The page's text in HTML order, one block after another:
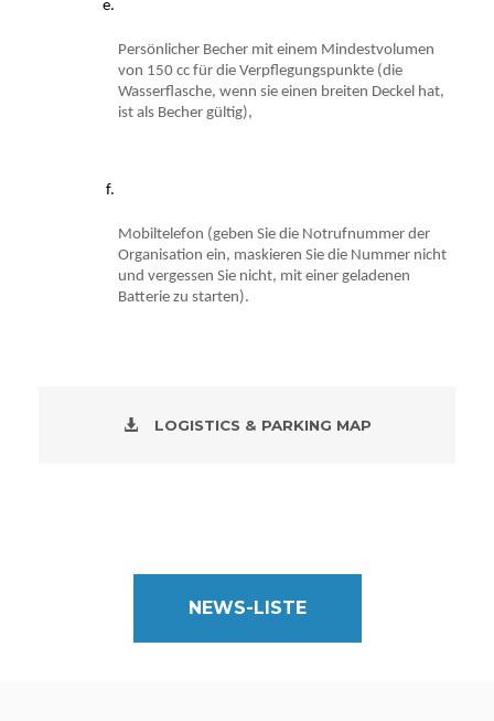
Persönlicher Becher mit einem Mindestvolumen
von 150 cc für die Verpflegungspunkte (die
Wasserflasche, wenn sie einen breiten Deckel hat,
ist als Becher gültig),
Mobiltelefon (geben Sie die Notrufnummer der
Organisation ein, maskieren Sie die Nummer nicht
und vergessen Sie nicht, mit einer geladenen
Batterie zu starten).
LOGISTICS & PARKING MAP
NEWS-LISTE